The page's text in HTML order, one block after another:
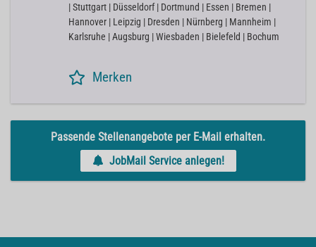
| Stuttgart | Düsseldorf | Dortmund | Essen | Bremen |
Hannover | Leipzig | Dresden | Nürnberg | Mannheim |
Karlsruhe | Augsburg | Wiesbaden | Bielefeld | Bochum
Merken
Passende Stellenangebote per E-Mail erhalten.
JobMail Service anlegen!